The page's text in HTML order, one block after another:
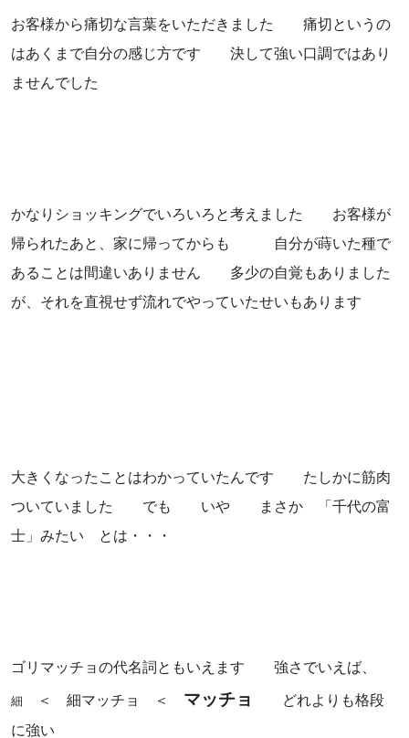
教室一覧
スタッフ紹介
着物・着付け教室についてなど
お気軽にお問い合わせください。
よくあるご質問
アクセス
お客様から痛切な言葉をいただきました 痛切というの
はあくまで自分の感じ方です 決して強い口調ではあり
ませんでした
かなりショッキングでいろいろと考えました お客様が
帰られたあと、家に帰ってからも 自分が蒔いた種で
あることは間違いありません 多少の自覚もありました
が、それを直視せず流れでやっていたせいもあります
大きくなったことはわかっていたんです たしかに筋肉
ついていました でも いや まさか 「千代の富
士」みたい とは・・・
ゴリマッチョの代名詞ともいえます 強さでいえば、
細 ＜ 細マッチョ ＜ マッチョ
どれよりも格段
に強い